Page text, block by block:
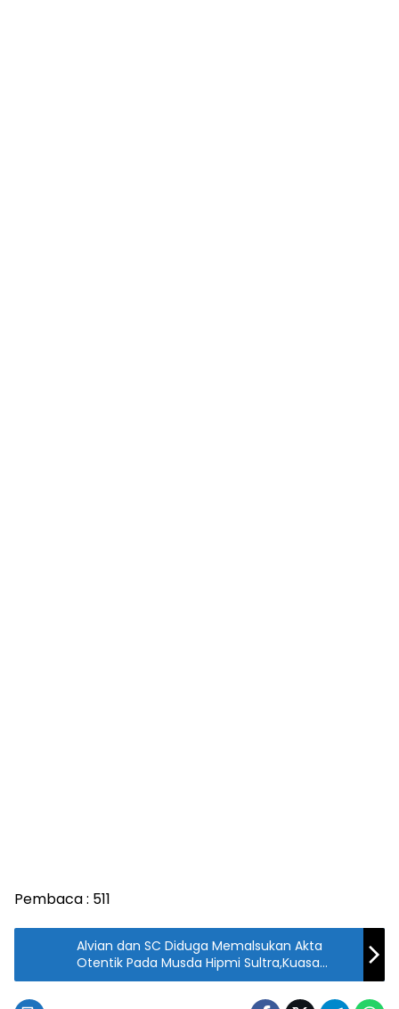
Pembaca : 511
Alvian dan SC Diduga Memalsukan Akta
Otentik Pada Musda Hipmi Sultra,Kuasa
Hukum Dirga Angkat Bicara.